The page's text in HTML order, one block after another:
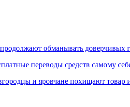
обманывать доверчивых
переводы средств самому
и яровчане похищают товар